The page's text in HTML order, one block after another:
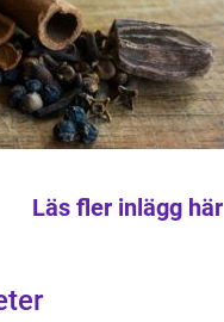
Läs fler inlägg här